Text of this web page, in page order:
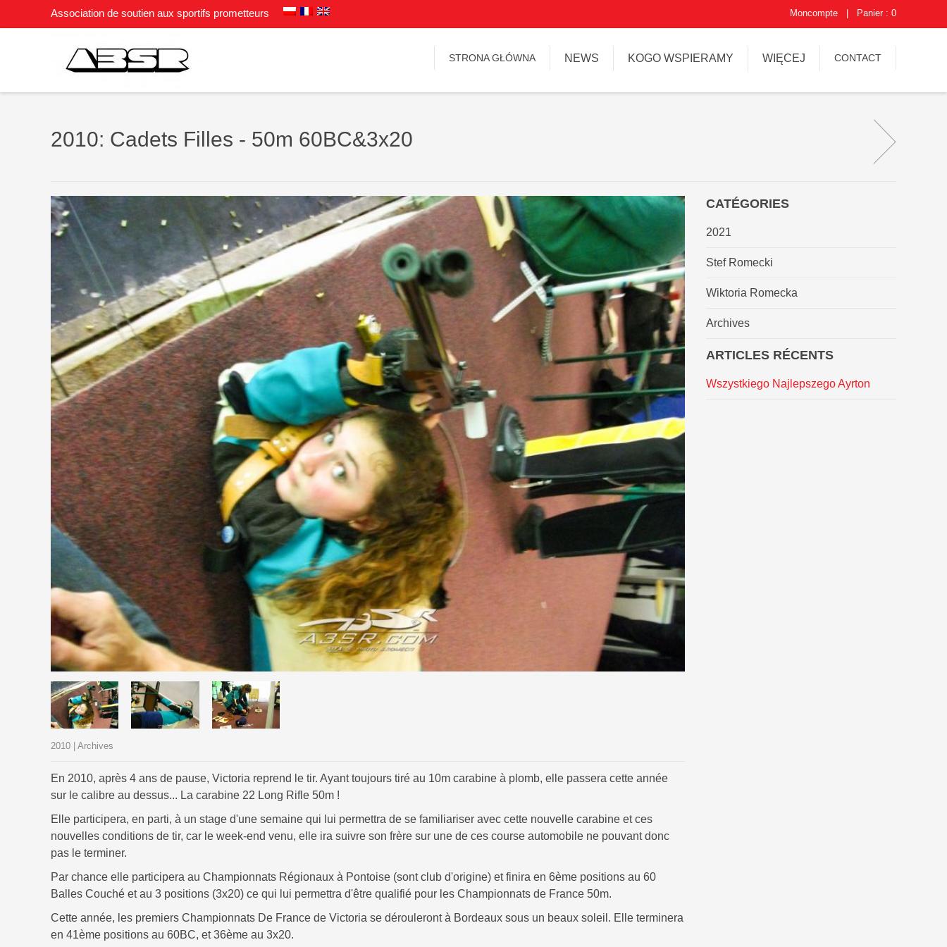
Association de soutien aux sportifs prometteurs Panier : 0
Moncompte
STRONA GŁÓWNA NEWS KOGO WSPIERAMY WIĘCEJ CONTACT
2010: Cadets Filles - 50m 60BC&3x20
CATÉGORIES
2021
Stef Romecki
Wiktoria Romecka
Archives
ARTICLES RÉCENTS
Wszystkiego Najlepszego Ayrton
2010 | Archives
En 2010, après 4 ans de pause, Victoria reprend le tir. Ayant toujours tiré au 10m carabine à plomb, elle passera cette année
sur le calibre au dessus... La carabine 22 Long Rifle 50m !
Elle participera, en parti, à un stage d'une semaine qui lui permettra de se familiariser avec cette nouvelle carabine et ces
nouvelles conditions de tir, car le week-end venu, elle ira suivre son frère sur une de ces course automobile ne pouvant donc
pas le terminer.
Par chance elle participera au Championnats Régionaux à Pontoise (sont club d'origine) et finira en 6ème positions au 60
Balles Couché et au 3 positions (3x20) ce qui lui permettra d'être qualifié pour les Championnats de France 50m.
Cette année, les premiers Championnats De France de Victoria se dérouleront à Bordeaux sous un beaux soleil. Elle terminera
en 41ème positions au 60BC, et 36ème au 3x20.